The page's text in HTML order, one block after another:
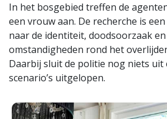
In het bosgebied treffen de
een vrouw aan. De recherche is
naar de identiteit, doodsoorzaak en
omstandigheden rond het
Daarbij sluit de politie nog niets uit
scenario’s uitgelopen.